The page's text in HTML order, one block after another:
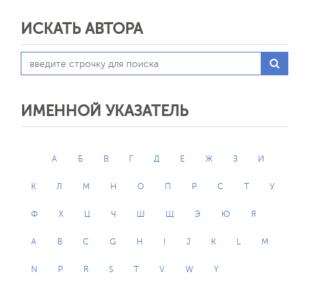
ИСКАТЬ АВТОРА
ИМЕННОЙ УКАЗАТЕЛЬ
А Б В Г Д Е Ж З И
К Л М Н О П Р С Т У
Ф Х Ц Ч Ш Щ Э Ю Я
A B C G H J K L M
N P R S T V W Y